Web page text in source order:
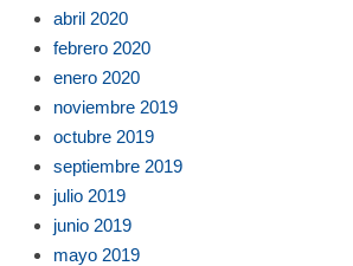
abril 2020
febrero 2020
enero 2020
noviembre 2019
octubre 2019
septiembre 2019
julio 2019
junio 2019
mayo 2019